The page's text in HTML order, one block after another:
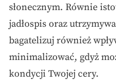
słonecznym. Równie
jadłospis oraz
bagatelizuj również
minimalizować, gdyż
kondycji Twojej cery.